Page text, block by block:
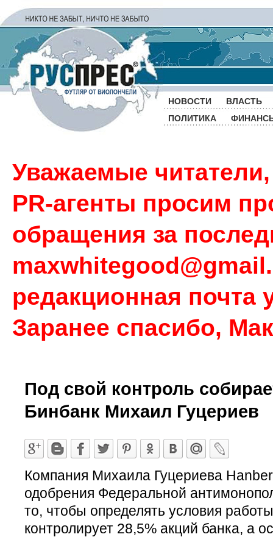
НОВОСТИ
ВЛАСТЬ
ПОЛИТИКА
Уважаемые
PR-агенты просим
обращения за
редакционная почта
Заранее спасибо,
Под свой контроль
Бинбанк Михаил Гуцериев
Компания Михаила Гуцериева
одобрения Федеральной
то, чтобы определять условия
контролирует 28,5% акций банка, а